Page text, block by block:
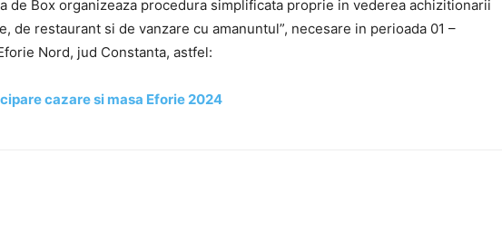
de Box organizeaza procedura simplificata proprie in vederea achizitionarii
de restaurant si de vanzare cu amanuntul”, necesare in perioada 01 –
Nord, jud Constanta, astfel:
cazare si masa Eforie 2024